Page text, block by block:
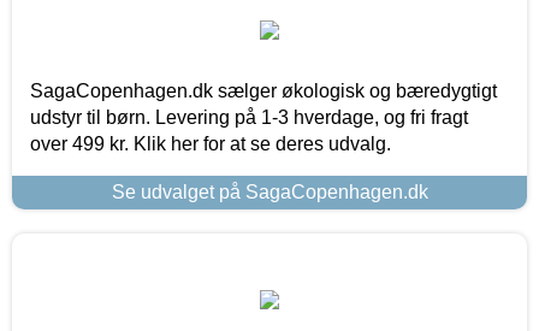
SagaCopenhagen.dk sælger økologisk og bæredygtigt
udstyr til børn. Levering på 1-3 hverdage, og fri fragt
over 499 kr. Klik her for at se deres udvalg.
Se udvalget på SagaCopenhagen.dk